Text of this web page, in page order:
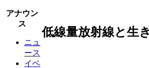
アナウン
ス
ニュ
ース
イベ
低線量放射線と生